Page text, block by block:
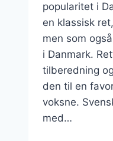
popularitet i
en klassisk
men som
i Danmark.
tilberedning
den til en
voksne.
med…